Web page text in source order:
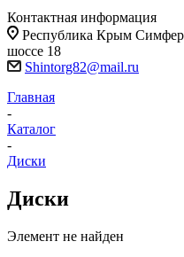
Контактная информация
Республика Крым
шоссе 18
Shintorg82@mail.ru
Главная
-
Каталог
-
Диски
Диски
Элемент не найден